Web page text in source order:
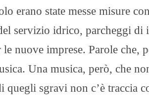
erano state messe misure
servizio idrico, parcheggi di
nuove imprese. Parole che,
Una musica, però, che
sgravi non c’è traccia